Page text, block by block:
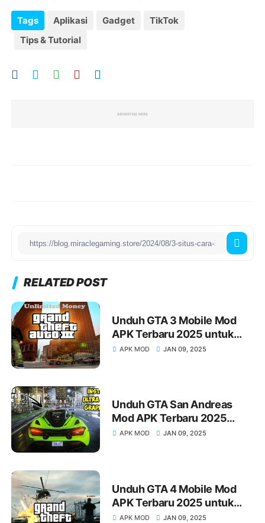
Tags Aplikasi Gadget
TikTok
Tips & Tutorial
RELATED POST
Unduh GTA 3 Mobile Mod
APK Terbaru 2025 untuk
Android Unlimited Money
APK MOD JAN 09, 2025
Unduh GTA San Andreas
Mod APK Terbaru 2025
untuk Android Unlimited
APK MOD JAN 09, 2025
Unduh GTA 4 Mobile Mod
APK Terbaru 2025 untuk
Android Unlimited Money
APK MOD JAN 09, 2025